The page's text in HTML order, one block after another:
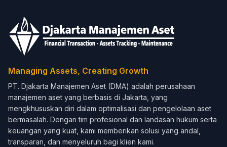
Managing Assets, Creating Growth
PT. Djakarta Manajemen Aset (DMA) adalah perusahaan
manajemen aset yang berbasis di Jakarta, yang
mengkhususkan diri dalam optimalisasi dan pengelolaan aset
bermasalah. Dengan tim profesional dan landasan hukum serta
keuangan yang kuat, kami memberikan solusi yang andal,
transparan, dan menyeluruh bagi klien kami.